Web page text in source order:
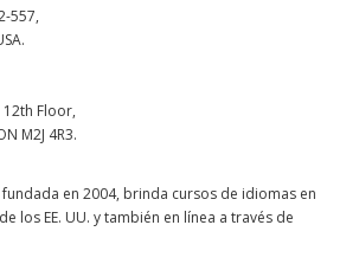
557,
Floor,
M2J 4R3.
fundada en 2004, brinda cursos de idiomas en
los EE. UU. y también en línea a través de